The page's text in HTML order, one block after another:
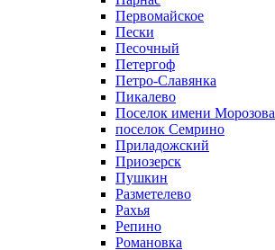
Первомайское
Пески
Песочный
Петергоф
Петро-Славянка
Пикалево
Поселок имени Морозова
поселок Семрино
Приладожский
Приозерск
Пушкин
Разметелево
Рахья
Репино
Романовка